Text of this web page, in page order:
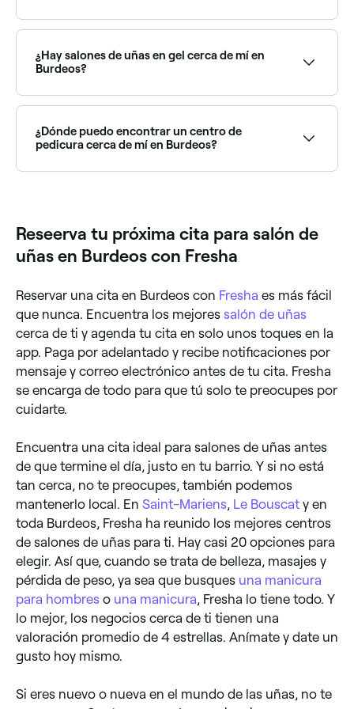
concurrido que esté. Para asegurar tu lugar, vale la
pena reservar con anticipación en Fresha; a menudo
¿Hay salones de uñas en gel cerca de mí en
Burdeos?
incluyendo builder gel, gel X y esmaltado en gel
clásico. Explora y reserva en los mejores salones de
uñas de gel en Burdeos.
¿Dónde puedo encontrar un centro de
pedicura cerca de mí en Burdeos?
Burdeos cerca de ti.
Reseerva tu próxima cita para salón de
uñas en Burdeos con Fresha
Reservar una cita en Burdeos con Fresha es más fácil
que nunca. Encuentra los mejores salón de uñas
cerca de ti y agenda tu cita en solo unos toques en la
app. Paga por adelantado y recibe notificaciones por
mensaje y correo electrónico antes de tu cita. Fresha
se encarga de todo para que tú solo te preocupes por
cuidarte.
Encuentra una cita ideal para salones de uñas antes
de que termine el día, justo en tu barrio. Y si no está
tan cerca, no te preocupes, también podemos
mantenerlo local. En Saint-Mariens Le Bouscat y en
toda Burdeos, Fresha ha reunido los mejores centros
de salones de uñas para ti. Hay casi 20 opciones para
elegir. Así que, cuando se trata de belleza, masajes y
pérdida de peso, ya sea que busques una manicura
para hombres o una manicura , Fresha lo tiene todo. Y
lo mejor, los negocios cerca de ti tienen una
valoración promedio de 4 estrellas. Anímate y date un
gusto hoy mismo.
Si eres nuevo o nueva en el mundo de las uñas, no te